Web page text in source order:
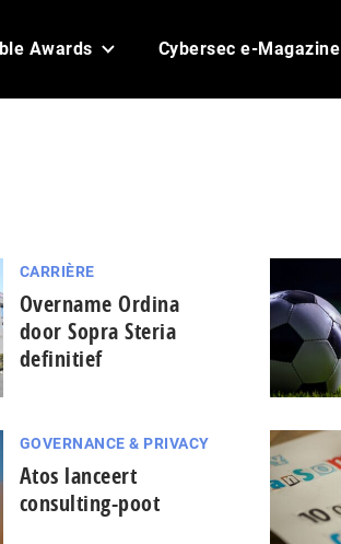
Awards Cybersec e-Magazine
CARRIÈRE
Overname Ordina
door Sopra Steria
definitief
GOVERNANCE & PRIVACY
Atos lanceert
consulting-poot